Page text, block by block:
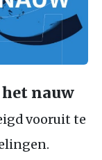
nauw
vooruit te